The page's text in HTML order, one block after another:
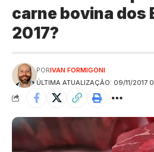
carne bovina dos
2017?
ÚLTIMA ATUALIZAÇÃO: 09/11/2017
PORIVAN FORMIGONI